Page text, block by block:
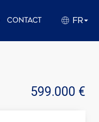
Contact FR
599.000 €